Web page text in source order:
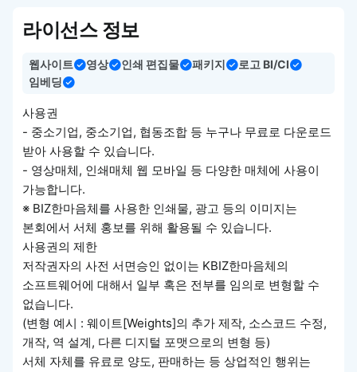
라이선스 정보
웹사이트 영상 인쇄 편집물 패키지
로고 BI/CI
임베딩
사용권
- 중소기업, 중소기업, 협동조합 등 누구나 무료로 다운로드
받아 사용할 수 있습니다.
- 영상매체, 인쇄매체 웹 모바일 등 다양한 매체에 사용이
가능합니다.
※ BIZ한마음체를 사용한 인쇄물, 광고 등의 이미지는
본회에서 서체 홍보를 위해 활용될 수 있습니다.
사용권의 제한
저작권자의 사전 서면승인 없이는 KBIZ한마음체의
소프트웨어에 대해서 일부 혹은 전부를 임의로 변형할 수
없습니다.
(변형 예시 : 웨이트[Weights]의 추가 제작, 소스코드 수정,
개작, 역 설계, 다른 디지털 포맷으로의 변형 등)
서체 자체를 유료로 양도, 판매하는 등 상업적인 행위는